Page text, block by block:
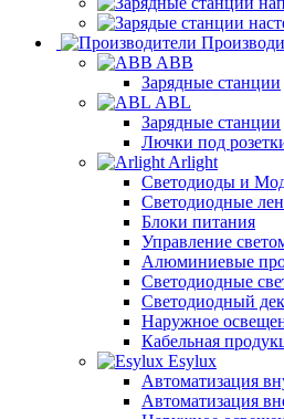
ABB
Зарядные станции
ABL
Зарядные станции
Лючки под
Arlight
Светодиоды и
Светодиодные
Блоки питания
Управление
Алюминиевые
Светодиодные
Светодиодный
Наружное
Кабельная
Esylux
Автоматизация
Автоматизация